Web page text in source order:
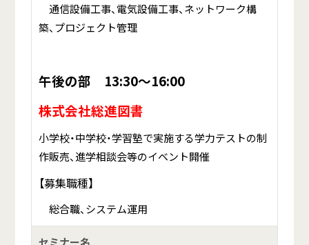
通信設備工事、電気設備工事、ネットワーク構
築、プロジェクト管理
午後の部 13:30～16:00
株式会社総進図書
小学校・中学校・学習塾で実施する学力テストの制
作販売、進学相談会等のイベント開催
【募集職種】
総合職、システム運用